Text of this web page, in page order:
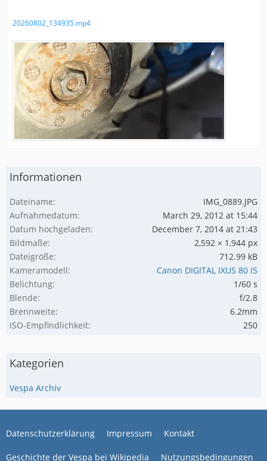
20260802_134935.mp4
Informationen
Dateiname
IMG_0889.JPG
Aufnahmedatum
March 29, 2012 at 15:44
Datum hochgeladen
December 7, 2014 at 21:43
Bildmaße
2,592 × 1,944 px
Dateigröße
712.99 kB
Kameramodell
Canon DIGITAL IXUS 80 IS
Belichtung
1/60 s
Blende
f/2.8
Brennweite
6.2mm
ISO-Empfindlichkeit
250
Kategorien
Vespa Archiv
Datenschutzerklärung Impressum Kontakt
Geschichte der Vespa bei Wikipedia Nutzungsbedingungen